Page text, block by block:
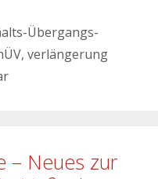
Übergangs-
, verlängerung
– Neues zur